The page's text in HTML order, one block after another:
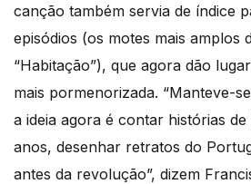
canção também servia de índice
episódios (os motes mais amplos
“Habitação”), que agora dão
mais pormenorizada. “Manteve-
a ideia agora é contar histórias
anos, desenhar retratos do
antes da revolução”, dizem